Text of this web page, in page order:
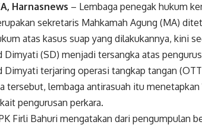
Harnasnews – Lembaga penegak hukum
sekretaris Mahkamah Agung (MA)
atas kasus suap yang dilakukannya, kini
Dimyati (SD) menjadi tersangka atas
Dimyati terjaring operasi tangkap tangan
tersebut, lembaga antirasuah itu menetapkan
pengurusan perkara.
Firli Bahuri mengatakan dari pengumpulan